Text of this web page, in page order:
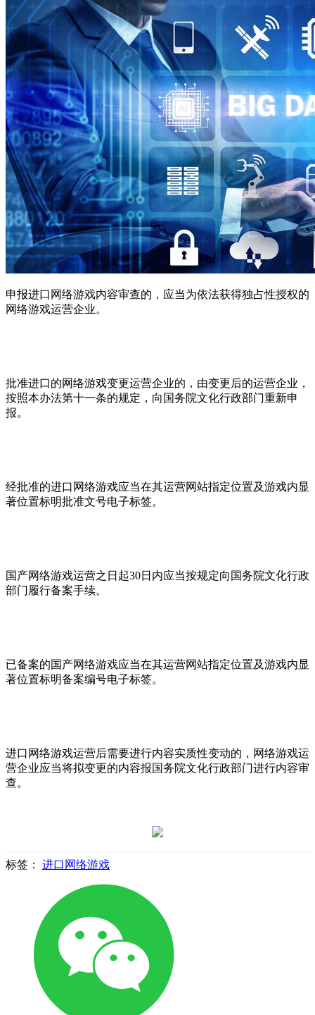
申报进口网络游戏内容审查的，应当为依法获得独占性授权的
网络游戏运营企业。
批准进口的网络游戏变更运营企业的，由变更后的运营企业，
按照本办法第十一条的规定，向国务院文化行政部门重新申
报。
经批准的进口网络游戏应当在其运营网站指定位置及游戏内显
著位置标明批准文号电子标签。
国产网络游戏运营之日起30日内应当按规定向国务院文化行政
部门履行备案手续。
已备案的国产网络游戏应当在其运营网站指定位置及游戏内显
著位置标明备案编号电子标签。
进口网络游戏运营后需要进行内容实质性变动的，网络游戏运
营企业应当将拟变更的内容报国务院文化行政部门进行内容审
查。
标签： 进口网络游戏